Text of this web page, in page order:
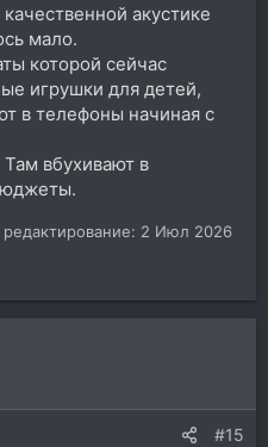
акустике
мало.
которой сейчас
игрушки для детей,
в телефоны начиная с
Там вбухивают в
2 Июл 2026
#15